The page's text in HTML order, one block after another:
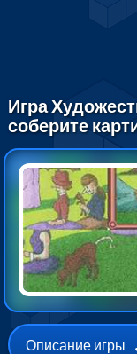
Игра
соберите
Описание игры